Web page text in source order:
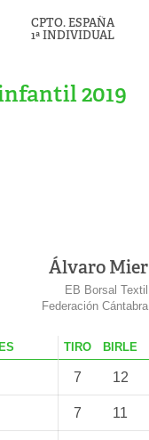
CPTO. ESPAÑA
1ª INDIVIDUAL
2019
Álvaro Mier
EB Borsal Textil
Federación Cántabra
T IRO B IRLE
7 12
7 11